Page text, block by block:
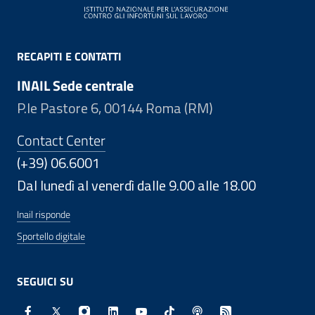
RECAPITI E CONTATTI
INAIL Sede centrale
P.le Pastore 6, 00144 Roma (RM)
Contact Center
(+39) 06.6001
Dal lunedì al venerdì dalle 9.00 alle 18.00
Inail risponde
Sportello digitale
SEGUICI SU